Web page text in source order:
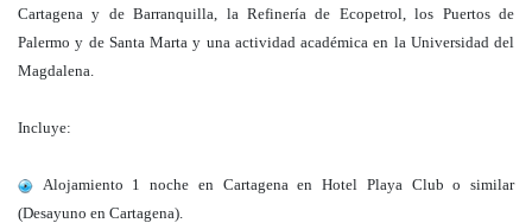
Cartagena y de Barranquilla, la Refinería de Ecopetrol, los Puertos de
Palermo y de Santa Marta y una actividad académica en la Universidad del
Magdalena.
Incluye:
Alojamiento 1 noche en Cartagena en Hotel Playa Club o similar
(Desayuno en Cartagena).